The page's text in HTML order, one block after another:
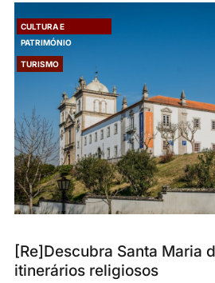
CULTURA E
PATRIMÓNIO
TURISMO
[Re]Descubra Santa Maria
itinerários religiosos